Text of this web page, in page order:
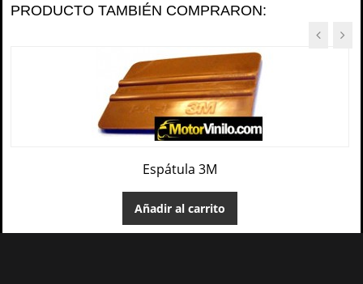
PRODUCTO TAMBIÉN COMPRARON:
Espátula 3M
Añadir al carrito